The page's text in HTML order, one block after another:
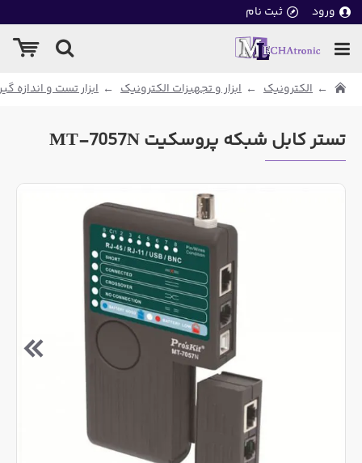
ورود ثبت نام
الکترونیک ابزار و تجهیزات الکترونیک ابزار تست و اندازه
تستر کابل شبکه پروسکیت MT-7057N